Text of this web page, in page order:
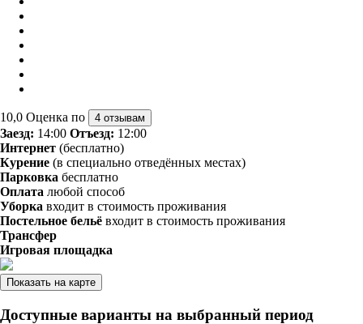
10,0 Оценка по 4 отзывам
Заезд: 14:00 Отъезд: 12:00
Интернет (бесплатно)
Курение (в специально отведённых местах)
Парковка бесплатно
Оплата любой способ
Уборка входит в стоимость проживания
Постельное бельё входит в стоимость проживания
Трансфер
Игровая площадка
Показать на карте
Доступные варианты на выбранный период